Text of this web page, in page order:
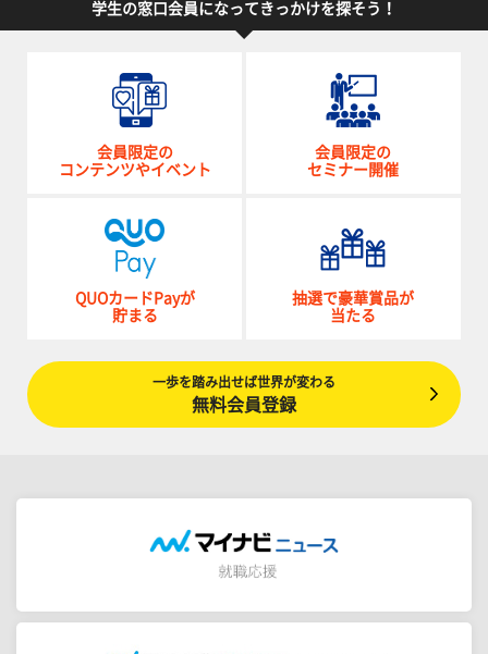
学生の窓口会員になってきっかけを探そう！
会員限定の
コンテンツやイベント
会員限定の
セミナー開催
QUOカードPayが
貯まる
抽選で豪華賞品が
当たる
一歩を踏み出せば世界が変わる
無料会員登録